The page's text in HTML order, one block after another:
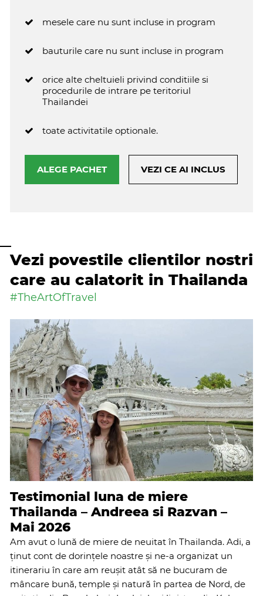
mesele care nu sunt incluse in program
bauturile care nu sunt incluse in program
orice alte cheltuieli privind conditiile si
procedurile de intrare pe teritoriul
Thailandei
toate activitatile optionale.
ALEGE PACHET VEZI CE AI INCLUS
Vezi povestile clientilor nostri
care au calatorit in Thailanda
#TheArtOfTravel
Testimonial luna de miere
Thailanda – Andreea si Razvan –
Mai 2026
Am avut o lună de miere de neuitat în Thailanda. Adi, a
ținut cont de dorințele noastre și ne-a organizat un
itinerariu în care am reușit atât să ne bucuram de
mâncare bună, temple și natură în partea de Nord, de